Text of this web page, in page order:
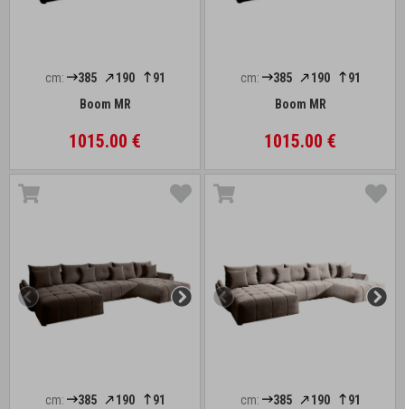
cm: 385 190
91
Boom MR
1015.00 €
cm: 385 190
91
Boom MR
1015.00 €
cm: 385 190
91
cm: 385 190
91